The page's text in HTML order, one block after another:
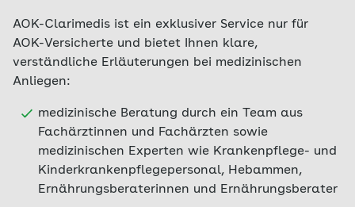
AOK-Clarimedis ist ein exklusiver Service nur für
AOK-Versicherte und bietet Ihnen klare,
verständliche Erläuterungen bei medizinischen
Anliegen:
medizinische Beratung durch ein Team aus
Fachärztinnen und Fachärzten sowie
medizinischen Experten wie Krankenpflege- und
Kinderkrankenpflegepersonal, Hebammen,
Ernährungsberaterinnen und Ernährungsberater